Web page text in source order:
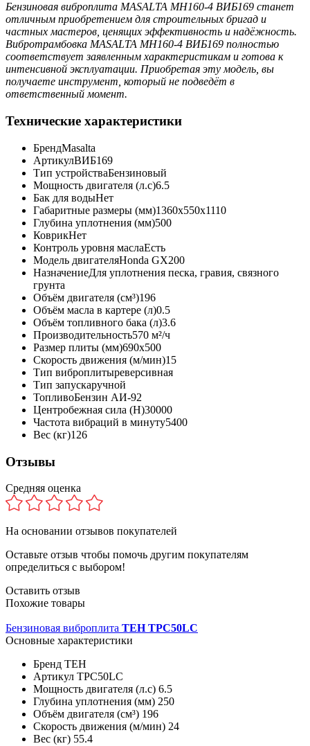
Бензиновая виброплита MASALTA MH160-4 ВИБ169 станет
отличным приобретением для строительных бригад и
частных мастеров, ценящих эффективность и надёжность.
Вибротрамбовка MASALTA MH160-4 ВИБ169 полностью
соответствует заявленным характеристикам и готова к
интенсивной эксплуатации. Приобретая эту модель, вы
получаете инструмент, который не подведёт в
ответственный момент.
Технические характеристики
БрендMasalta
АртикулВИБ169
Тип устройстваБензиновый
Мощность двигателя (л.с)6.5
Бак для водыНет
Габаритные размеры (мм)1360х550х1110
Глубина уплотнения (мм)500
КоврикНет
Контроль уровня маслаЕсть
Модель двигателяHonda GX200
НазначениеДля уплотнения песка, гравия, связного
грунта
Объём двигателя (см³)196
Объём масла в картере (л)0.5
Объём топливного бака (л)3.6
Производительность570 м²/ч
Размер плиты (мм)690х500
Скорость движения (м/мин)15
Тип виброплитыреверсивная
Тип запускаручной
ТопливоБензин АИ-92
Центробежная сила (Н)30000
Частота вибраций в минуту5400
Вес (кг)126
Отзывы
Средняя оценка
На основании отзывов покупателей
Оставьте отзыв чтобы помочь другим покупателям
определиться с выбором!
Оставить отзыв
Похожие товары
Бензиновая виброплита TEH TPC50LC
Основные характеристики
Бренд TEH
Артикул TPC50LC
Мощность двигателя (л.с) 6.5
Глубина уплотнения (мм) 250
Объём двигателя (см³) 196
Скорость движения (м/мин) 24
Вес (кг) 55.4